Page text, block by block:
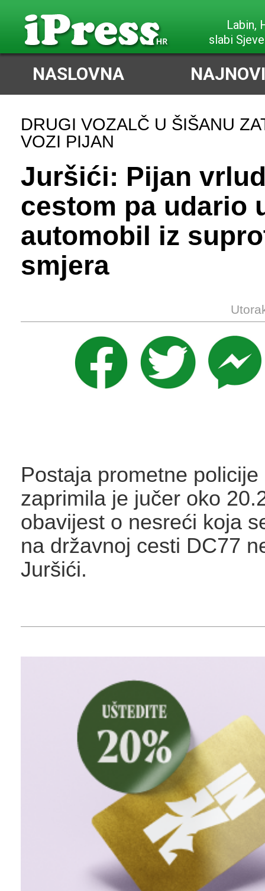
Labin,
slabi
NASLOVNA
DRUGI VOZALČ U ŠIŠANU
VOZI PIJAN
Juršići: Pijan
cestom pa udario
automobil iz
smjera
Postaja prometne policije
zaprimila je jučer oko
obavijest o nesreći koja
na državnoj cesti DC77
Juršići.